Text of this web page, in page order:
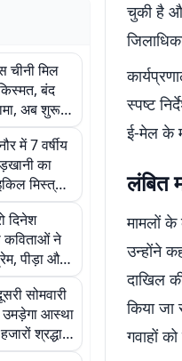
चीनी मिल
बंद
अब शुरू
में 7 वर्षीय
का
मिस्त्री
दर्ज कर
छापेमारी
दिनेश
कविताओं ने
पीड़ा और
के
रूबरू
सोमवारी
उमड़ेगा आस्था
श्रद्धालु
का
चुकी है
स्पष्ट
ई-मेल के
लंबित
मामलों के
उन्होंने
दाखिल
किया
गवाहों